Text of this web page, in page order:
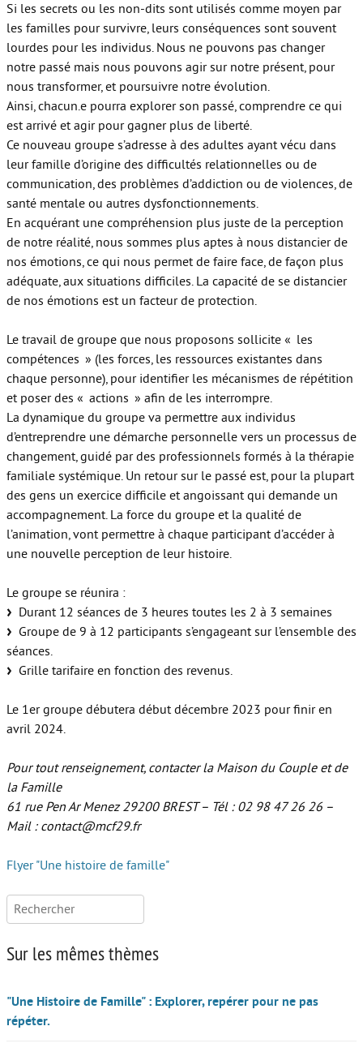
Si les secrets ou les non-dits sont utilisés comme moyen par
les familles pour survivre, leurs conséquences sont souvent
lourdes pour les individus. Nous ne pouvons pas changer
notre passé mais nous pouvons agir sur notre présent, pour
nous transformer, et poursuivre notre évolution.
Ainsi, chacun.e pourra explorer son passé, comprendre ce qui
est arrivé et agir pour gagner plus de liberté.
Ce nouveau groupe s’adresse à des adultes ayant vécu dans
leur famille d’origine des difficultés relationnelles ou de
communication, des problèmes d’addiction ou de violences, de
santé mentale ou autres dysfonctionnements.
En acquérant une compréhension plus juste de la perception
de notre réalité, nous sommes plus aptes à nous distancier de
nos émotions, ce qui nous permet de faire face, de façon plus
adéquate, aux situations difficiles. La capacité de se distancier
de nos émotions est un facteur de protection.
Le travail de groupe que nous proposons sollicite « les
compétences » (les forces, les ressources existantes dans
chaque personne), pour identifier les mécanismes de répétition
et poser des « actions » afin de les interrompre.
La dynamique du groupe va permettre aux individus
d’entreprendre une démarche personnelle vers un processus de
changement, guidé par des professionnels formés à la thérapie
familiale systémique. Un retour sur le passé est, pour la plupart
des gens un exercice difficile et angoissant qui demande un
accompagnement. La force du groupe et la qualité de
l’animation, vont permettre à chaque participant d’accéder à
une nouvelle perception de leur histoire.
Le groupe se réunira :
Durant 12 séances de 3 heures toutes les 2 à 3 semaines
Groupe de 9 à 12 participants s’engageant sur l’ensemble des
séances.
Grille tarifaire en fonction des revenus.
Le 1er groupe débutera début décembre 2023 pour finir en
avril 2024.
Pour tout renseignement, contacter la Maison du Couple et de
la Famille
61 rue Pen Ar Menez 29200 BREST – Tél : 02 98 47 26 26 –
Mail : contact@mcf29.fr
Flyer "Une histoire de famille"
Rechercher :
Sur les mêmes thèmes
"Une Histoire de Famille" : Explorer, repérer pour ne pas
répéter.